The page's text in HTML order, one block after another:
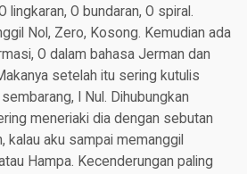
lingkaran, O bundaran, O spiral.
Nol, Zero, Kosong. Kemudian ada
O dalam bahasa Jerman dan
setelah itu sering kutulis
I Nul. Dihubungkan
meneriaki dia dengan sebutan
kalau aku sampai memanggil
Hampa. Kecenderungan paling